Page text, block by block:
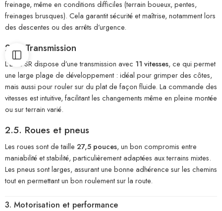
freinage, même en conditions difficiles (terrain boueux, pentes,
freinages brusques). Cela garantit sécurité et maîtrise, notamment lors
des descentes ou des arrêts d’urgence.
2.4. Transmission
L’Etna SR dispose d’une transmission avec 11 vitesses, ce qui permet
une large plage de développement : idéal pour grimper des côtes,
mais aussi pour rouler sur du plat de façon fluide. La commande des
vitesses est intuitive, facilitant les changements même en pleine montée
ou sur terrain varié.
2.5. Roues et pneus
Les roues sont de taille 27,5 pouces, un bon compromis entre
maniabilité et stabilité, particulièrement adaptées aux terrains mixtes.
Les pneus sont larges, assurant une bonne adhérence sur les chemins
tout en permettant un bon roulement sur la route.
3. Motorisation et performance